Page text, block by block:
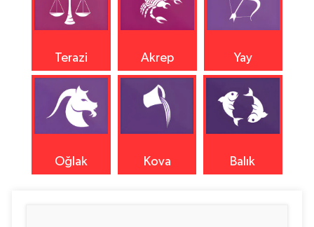
Terazi Akrep Yay
Oğlak Kova Balık